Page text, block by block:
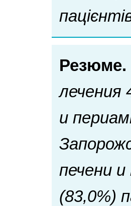
Резюме.
лечения
и
печени
(83,0%)